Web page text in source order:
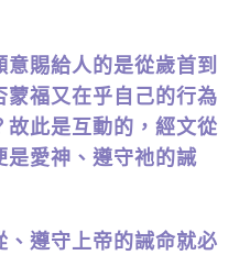
賜給人的是從歲首到
蒙福又在乎自己的行為
此是互動的，經文從
是愛神、遵守祂的誡
、遵守上帝的誡命就必